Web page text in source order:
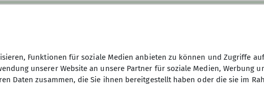
30
Funktionen für soziale Medien anbieten zu können und Zugriffe
unserer Website an unsere Partner für soziale Medien, Werbung
Daten zusammen, die Sie ihnen bereitgestellt haben oder die sie im